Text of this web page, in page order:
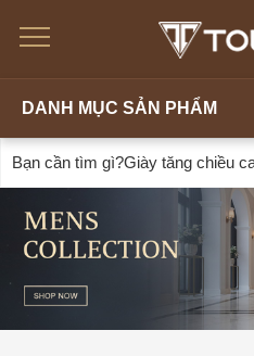
DANH MỤC SẢN PHẨM